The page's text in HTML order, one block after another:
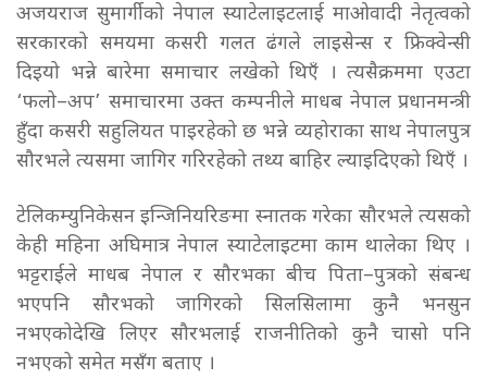
अजयराज सुमार्गीको नेपाल स्याटेलाइटलाई माओवादी नेतृत्वको
सरकारको समयमा कसरी गलत ढंगले लाइसेन्स र फ्रिक्वेन्सी
दिइयो भन्ने बारेमा समाचार लखेको थिएँ । त्यसैक्रममा एउटा
‘फलो–अप’ समाचारमा उक्त कम्पनीले माधब नेपाल प्रधानमन्त्री
हुँदा कसरी सहुलियत पाइरहेको छ भन्ने व्यहोराका साथ नेपालपुत्र
सौरभले त्यसमा जागिर गरिरहेको तथ्य बाहिर ल्याइदिएको थिएँ ।
टेलिकम्युनिकेसन इन्जिनियरिङमा स्नातक गरेका सौरभले त्यसको
केही महिना अघिमात्र नेपाल स्याटेलाइटमा काम थालेका थिए ।
भट्टराईले माधब नेपाल र सौरभका बीच पिता–पुत्रको संबन्ध
भएपनि सौरभको जागिरको सिलसिलामा कुनै भनसुन
नभएकोदेखि लिएर सौरभलाई राजनीतिको कुनै चासो पनि
नभएको समेत मसँग बताए ।